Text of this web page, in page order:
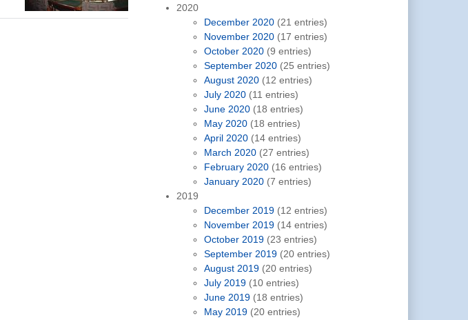
2020
December 2020 (21 entries)
November 2020 (17 entries)
October 2020 (9 entries)
September 2020 (25 entries)
August 2020 (12 entries)
July 2020 (11 entries)
June 2020 (18 entries)
May 2020 (18 entries)
April 2020 (14 entries)
March 2020 (27 entries)
February 2020 (16 entries)
January 2020 (7 entries)
2019
December 2019 (12 entries)
November 2019 (14 entries)
October 2019 (23 entries)
September 2019 (20 entries)
August 2019 (20 entries)
July 2019 (10 entries)
June 2019 (18 entries)
May 2019 (20 entries)